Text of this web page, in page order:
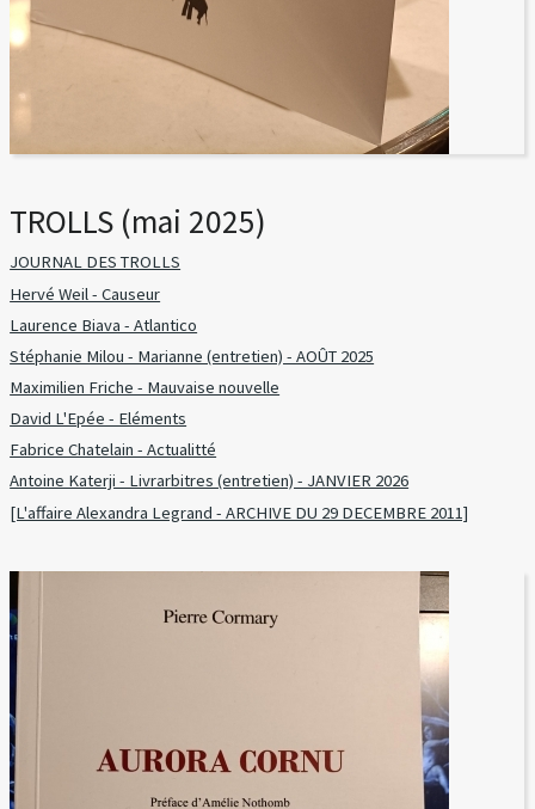
TROLLS (mai 2025)
JOURNAL DES TROLLS
Hervé Weil - Causeur
Laurence Biava - Atlantico
Stéphanie Milou - Marianne (entretien) - AOÛT 2025
Maximilien Friche - Mauvaise nouvelle
David L'Epée - Eléments
Fabrice Chatelain - Actualitté
Antoine Katerji - Livrarbitres (entretien) - JANVIER 2026
[L'affaire Alexandra Legrand - ARCHIVE DU 29 DECEMBRE 2011]